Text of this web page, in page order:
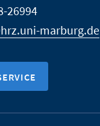
26994
marburg.de